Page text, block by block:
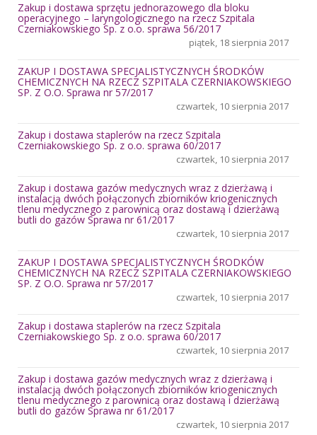
Zakup i dostawa sprzętu jednorazowego dla bloku
operacyjnego – laryngologicznego na rzecz Szpitala
Czerniakowskiego Sp. z o.o. sprawa 56/2017
piątek, 18 sierpnia 2017
ZAKUP I DOSTAWA SPECJALISTYCZNYCH ŚRODKÓW
CHEMICZNYCH NA RZECZ SZPITALA CZERNIAKOWSKIEGO
SP. Z O.O. Sprawa nr 57/2017
czwartek, 10 sierpnia 2017
Zakup i dostawa staplerów na rzecz Szpitala
Czerniakowskiego Sp. z o.o. sprawa 60/2017
czwartek, 10 sierpnia 2017
Zakup i dostawa gazów medycznych wraz z dzierżawą i
instalacją dwóch połączonych zbiorników kriogenicznych
tlenu medycznego z parownicą oraz dostawą i dzierżawą
butli do gazów Sprawa nr 61/2017
czwartek, 10 sierpnia 2017
ZAKUP I DOSTAWA SPECJALISTYCZNYCH ŚRODKÓW
CHEMICZNYCH NA RZECZ SZPITALA CZERNIAKOWSKIEGO
SP. Z O.O. Sprawa nr 57/2017
czwartek, 10 sierpnia 2017
Zakup i dostawa staplerów na rzecz Szpitala
Czerniakowskiego Sp. z o.o. sprawa 60/2017
czwartek, 10 sierpnia 2017
Zakup i dostawa gazów medycznych wraz z dzierżawą i
instalacją dwóch połączonych zbiorników kriogenicznych
tlenu medycznego z parownicą oraz dostawą i dzierżawą
butli do gazów Sprawa nr 61/2017
czwartek, 10 sierpnia 2017